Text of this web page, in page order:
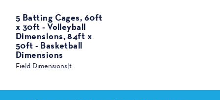
Field Dimensions|t
5 Batting Cages, 60ft
x 30ft - Volleyball
Dimensions, 84ft x
50ft - Basketball
Dimensions